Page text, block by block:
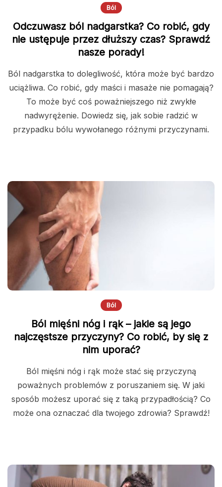
Ból
Odczuwasz ból nadgarstka? Co robić, gdy
nie ustępuje przez dłuższy czas? Sprawdź
nasze porady!
Ból nadgarstka to dolegliwość, która może być bardzo
uciążliwa. Co robić, gdy maści i masaże nie pomagają?
To może być coś poważniejszego niż zwykłe
nadwyrężenie. Dowiedz się, jak sobie radzić w
przypadku bólu wywołanego różnymi przyczynami.
Ból
Ból mięśni nóg i rąk – jakie są jego
najczęstsze przyczyny? Co robić, by się z
nim uporać?
Ból mięśni nóg i rąk może stać się przyczyną
poważnych problemów z poruszaniem się. W jaki
sposób możesz uporać się z taką przypadłością? Co
może ona oznaczać dla twojego zdrowia? Sprawdź!